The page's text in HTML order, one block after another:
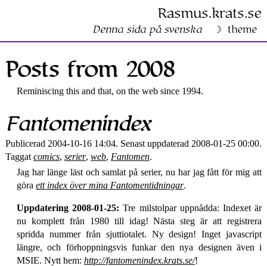
Rasmus​.krats​.se
Denna sida på svenska theme
Posts from 2008
Reminiscing this and that, on the web since 1994.
Fantomen­index
Publicerad 2004-10-16 14:04. Senast uppdaterad 2008-01-25 00:00.
Taggat comics, serier, web, Fantomen.
Jag har länge läst och samlat på serier, nu har jag fått för mig att
göraett index över mina Fantomentidningar.
Uppdatering 2008-01-25: Tre milstolpar uppnådda: Indexet är
nu komplett från 1980 till idag! Nästa steg är att registrera
spridda nummer från sjuttiotalet. Ny design! Inget javascript
längre, och förhoppningsvis funkar den nya designen även i
MSIE. Nytt hem:http://fantomenindex.krats.se/!